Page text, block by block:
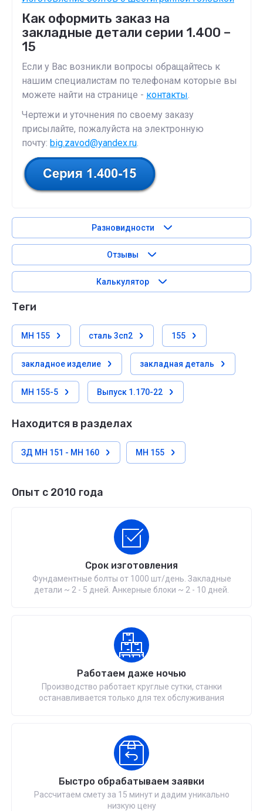
Как оформить заказ на
закладные детали серии 1.400 –
15
Если у Вас возникли вопросы обращайтесь к
нашим специалистам по телефонам которые вы
можете найти на странице - контакты
Чертежи и уточнения по своему заказу
присылайте, пожалуйста на электронную
почту: big.zavod@yandex.ru
Разновидности
Отзывы
Калькулятор
теги
МН 155 сталь 3сп2 155
закладное изделие закладная деталь
МН 155-5 Выпуск 1.170-22
Находится в разделах
ЗД МН 151 - МН 160 МН 155
Опыт с 2010 года
Срок изготовления
Фундаментные болты от 1000 шт/день. Закладные
детали ~ 2 - 5 дней. Анкерные блоки ~ 2 - 10 дней.
Работаем даже ночью
Производство работает круглые сутки, станки
останавливается только для тех обслуживания
Быстро обрабатываем заявки
Рассчитаем смету за 15 минут и дадим уникально
низкую цену